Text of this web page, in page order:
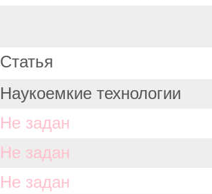
Статья
Наукоемкие технологии
Не задан
Не задан
Не задан